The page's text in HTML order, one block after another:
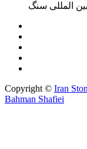
المللی سنگ
Copyright © Iran
Bahman Shafiei